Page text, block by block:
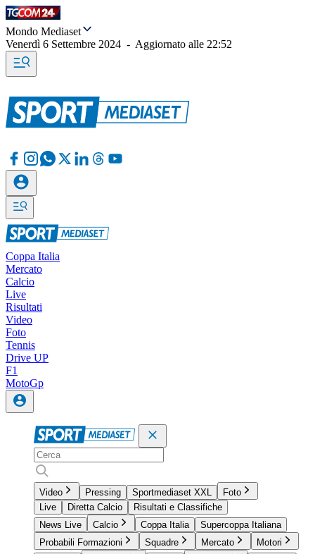
Mondo Mediaset
Venerdì 6 Settembre 2024 - Aggiornato alle 22:52
Coppa Italia
Mercato
Calcio
Live
Risultati
Video
Foto
Tennis
Drive UP
F1
MotoGp
Video Pressing Sportmediaset XXL
Foto
Live
Diretta Calcio
Risultati e Classifiche
News Live
Calcio Coppa Italia
Supercoppa Italiana
Probabili Formazioni
Squadre Mercato
Motori